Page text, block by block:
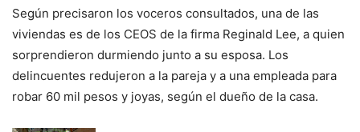
Según precisaron los voceros consultados, una de las
viviendas es de los CEOS de la firma Reginald Lee, a quien
sorprendieron durmiendo junto a su esposa. Los
delincuentes redujeron a la pareja y a una empleada para
robar 60 mil pesos y joyas, según el dueño de la casa.